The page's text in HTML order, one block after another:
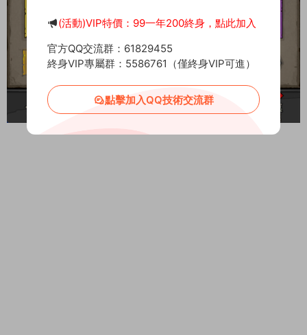
(活動)VIP特價：99一年200終身，點此加入
官方QQ交流群：61829455
終身VIP專屬群：5586761（僅終身VIP可進）
點擊加入QQ技術交流群